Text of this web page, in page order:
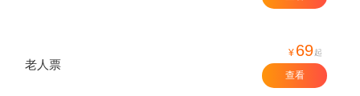
老人票
¥ 69起
查看